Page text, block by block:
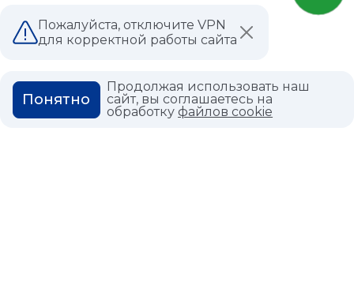
МАГАЗИНЫ
ВАКАНСИИ
ВОПРОС ОТВЕТ
Пожалуйста, отключите VPN
для корректной работы сайта
Продолжая использовать наш
сайт, вы соглашаетесь на
обработкуфайлов cookie
Понятно